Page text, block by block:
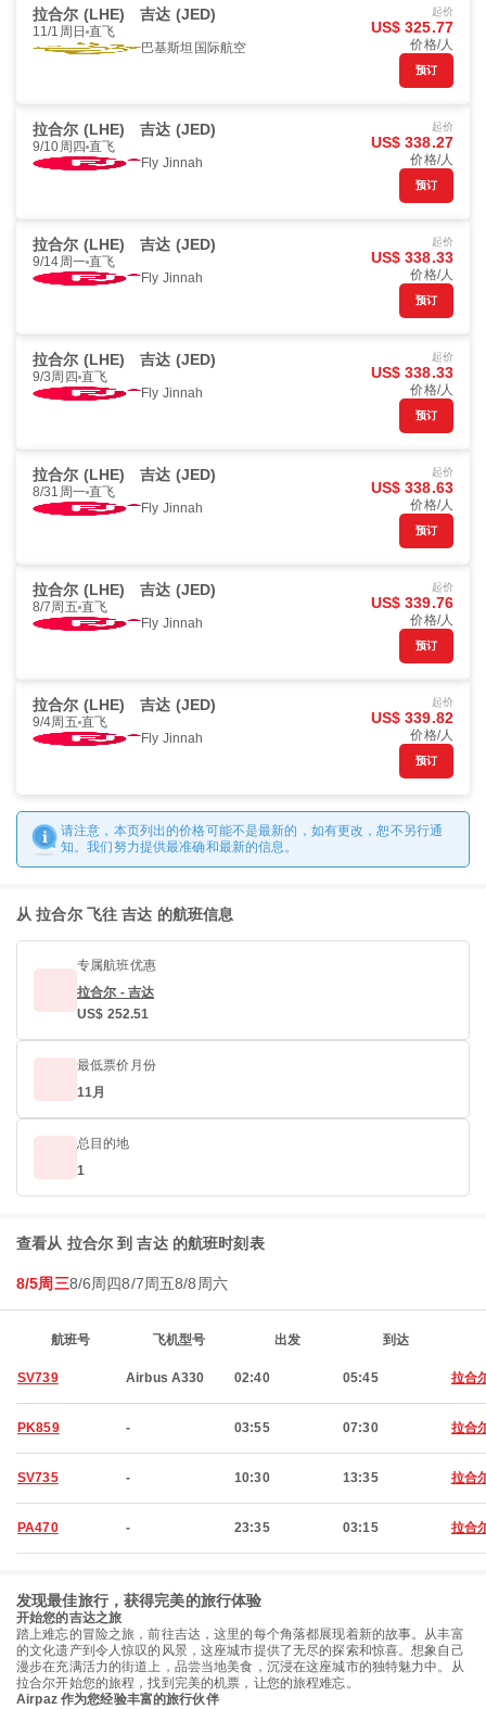
拉合尔 (LHE) 吉达 (JED)
11/1周日 直飞
巴基斯坦国际航空
起价
US$ 325.77
价格/人
预订
拉合尔 (LHE) 吉达 (JED)
9/10周四 直飞
Fly Jinnah
起价
US$ 338.27
价格/人
预订
拉合尔 (LHE) 吉达 (JED)
9/14周一 直飞
Fly Jinnah
起价
US$ 338.33
价格/人
预订
拉合尔 (LHE) 吉达 (JED)
9/3周四 直飞
Fly Jinnah
起价
US$ 338.33
价格/人
预订
拉合尔 (LHE) 吉达 (JED)
8/31周一 直飞
Fly Jinnah
起价
US$ 338.63
价格/人
预订
拉合尔 (LHE) 吉达 (JED)
8/7周五 直飞
Fly Jinnah
起价
US$ 339.76
价格/人
预订
拉合尔 (LHE) 吉达 (JED)
9/4周五 直飞
Fly Jinnah
起价
US$ 339.82
价格/人
预订
请注意，本页列出的价格可能不是最新的，如有更改，恕不另行通
知。我们努力提供最准确和最新的信息。
从 拉合尔 飞往 吉达 的航班信息
专属航班优惠
拉合尔 - 吉达
US$ 252.51
最低票价月份
11月
总目的地
1
查看从 拉合尔 到 吉达 的航班时刻表
8/5周三8/6周四8/7周五8/8周六
航班号 飞机型号 出发 到达
SV739 Airbus A330 02:40 05:45 拉合
PK859 - 03:55 07:30 拉合
SV735 - 10:30 13:35 拉合
PA470 - 23:35 03:15 拉合
发现最佳旅行，获得完美的旅行体验
开始您的吉达之旅
踏上难忘的冒险之旅，前往吉达，这里的每个角落都展现着新的故事。从丰富
的文化遗产到令人惊叹的风景，这座城市提供了无尽的探索和惊喜。想象自己
漫步在充满活力的街道上，品尝当地美食，沉浸在这座城市的独特魅力中。从
拉合尔开始您的旅程，找到完美的机票，让您的旅程难忘。
Airpaz 作为您经验丰富的旅行伙伴